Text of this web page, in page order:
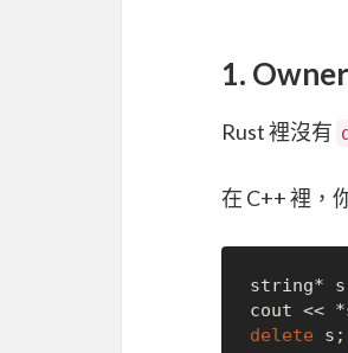
1.
Rust 裡沒有
在 C++ 裡，
string*
delete s;